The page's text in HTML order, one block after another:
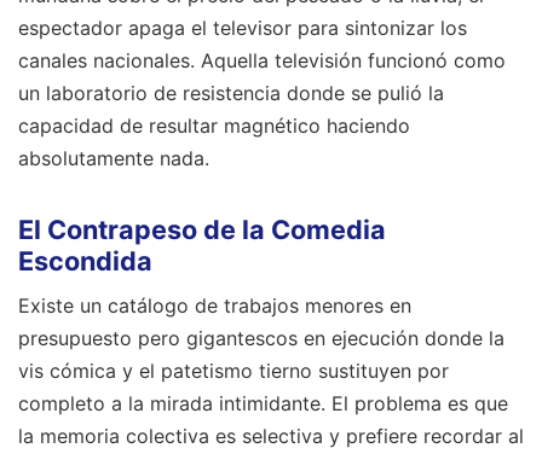
espectador apaga el televisor para sintonizar los
canales nacionales. Aquella televisión funcionó como
un laboratorio de resistencia donde se pulió la
capacidad de resultar magnético haciendo
absolutamente nada.
El Contrapeso de la Comedia
Escondida
Existe un catálogo de trabajos menores en
presupuesto pero gigantescos en ejecución donde la
vis cómica y el patetismo tierno sustituyen por
completo a la mirada intimidante. El problema es que
la memoria colectiva es selectiva y prefiere recordar al